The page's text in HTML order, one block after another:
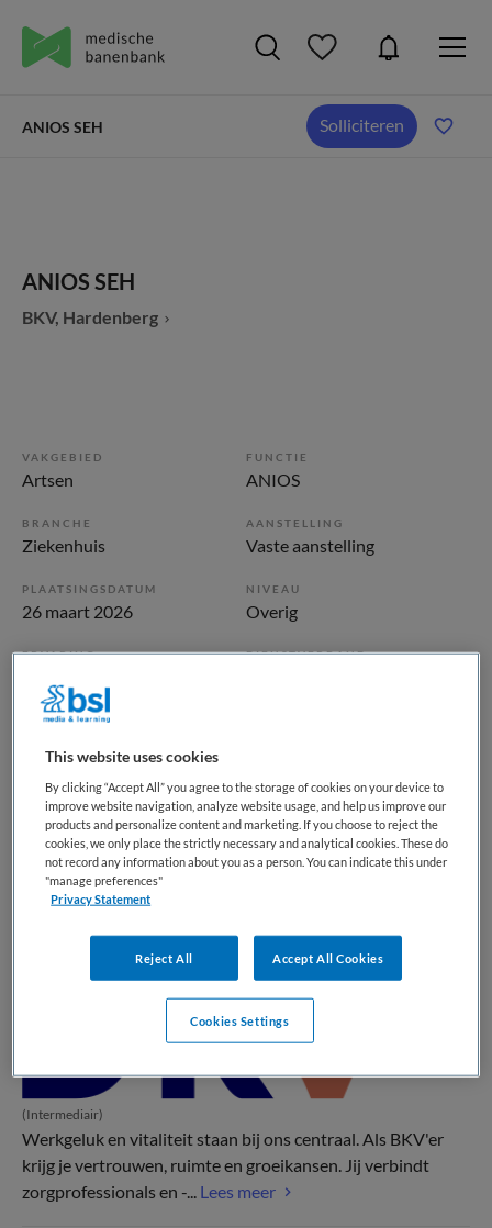
ANIOS SEH Solliciteren
ANIOS SEH
BKV, Hardenberg
VAKGEBIED
Artsen
FUNCTIE
ANIOS
BRANCHE
Ziekenhuis
AANSTELLING
Vaste aanstelling
PLAATSINGSDATUM
26 maart 2026
NIVEAU
Overig
ERVARING DIENSTVERBAND
Vacature niet beschikbaar
Deze vacature ANIOS SEH bij BKV is niet meer actueel.
Hieronder staan enkele vergelijkbare vacatures die voor u
wellicht interessant zijn.
(Intermediair)
Werkgeluk en vitaliteit staan bij ons centraal. Als BKV'er
krijg je vertrouwen, ruimte en groeikansen. Jij verbindt
zorgprofessionals en -... Lees meer
This website uses cookies
By clicking “Accept All” you agree to the storage of cookies on your device to
improve website navigation, analyze website usage, and help us improve our
products and personalize content and marketing. If you choose to reject the
cookies, we only place the strictly necessary and analytical cookies. These do
not record any information about you as a person. You can indicate this under
"manage preferences"
Privacy Statement
Reject All Accept All Cookies
Cookies Settings